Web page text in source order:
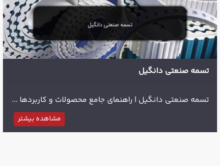
تسمه صنعتی دانگیل
تسمه صنعتی دانگیل | راهنمای جامع محصولات و کاربردها ...
مشاهده بیشتر